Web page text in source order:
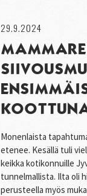
29.9.2024
Monenlaista
etenee. Kesällä tuli
keikka kotikonnuille
tunnelmallista. Ilta oli
perusteella myös